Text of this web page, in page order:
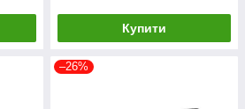
Купити
–26%